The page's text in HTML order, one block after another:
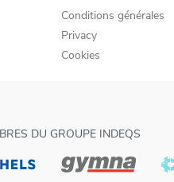
Conditions générales
Privacy
Cookies
DU GROUPE INDEQS